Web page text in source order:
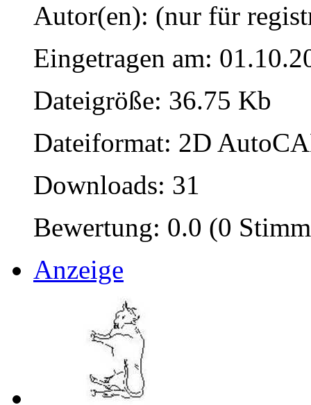
Autor(en): (nur für
Eingetragen am:
Dateigröße: 36.75 Kb
Dateiformat: 2D
Downloads: 31
Bewertung: 0.0 (0
Anzeige